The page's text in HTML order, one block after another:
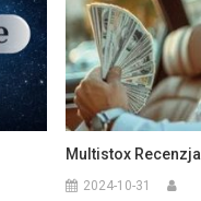
Multistox Recenzja
2024-10-31